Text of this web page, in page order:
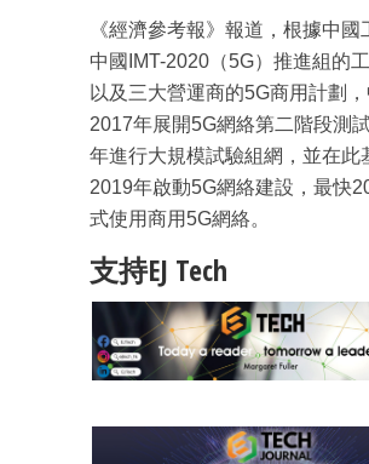
《經濟參考報》報道，根據中國
中國IMT-2020（5G）推進組的
以及三大營運商的5G商用計劃
2017年展開5G網絡第二階段測
年進行大規模試驗組網，並在此
2019年啟動5G網絡建設，最快
式使用商用5G網絡。
支持EJ Tech